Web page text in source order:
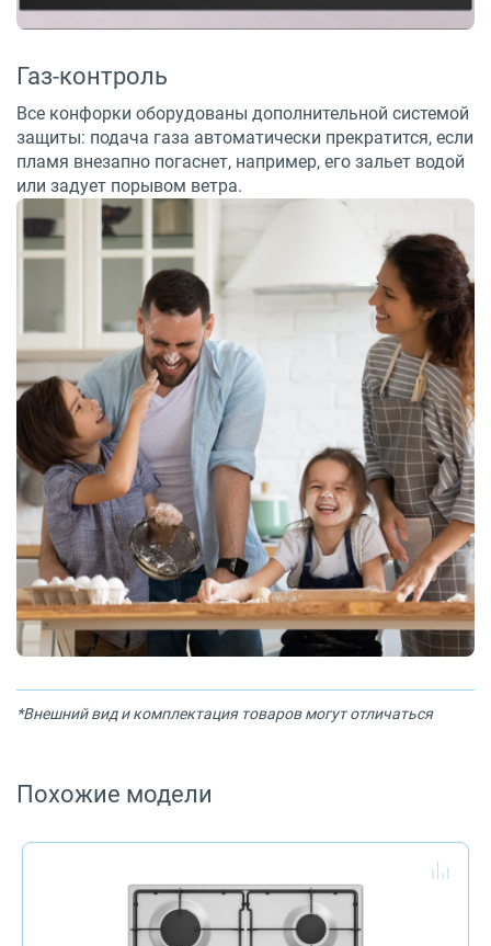
Газ-контроль
Все конфорки оборудованы дополнительной системой
защиты: подача газа автоматически прекратится, если
пламя внезапно погаснет, например, его зальет водой
или задует порывом ветра.
*Внешний вид и комплектация товаров могут отличаться
Похожие модели